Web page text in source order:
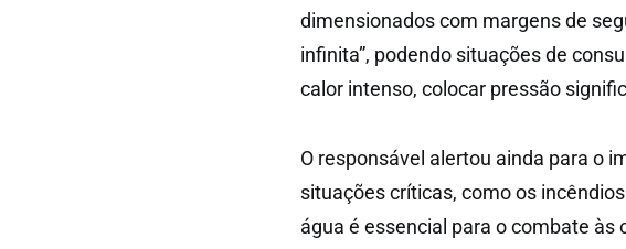
dimensionados com margens de
infinita”, podendo situações de
calor intenso, colocar pressão
O responsável alertou ainda para o
situações críticas, como os
água é essencial para o combate às